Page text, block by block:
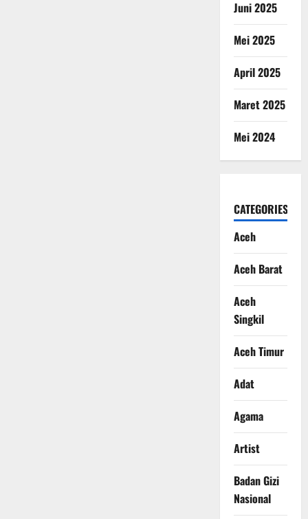
Juni 2025
Mei 2025
April 2025
Maret 2025
Mei 2024
CATEGORIES
Aceh
Aceh Barat
Aceh
Singkil
Aceh Timur
Adat
Agama
Artist
Badan Gizi
Nasional